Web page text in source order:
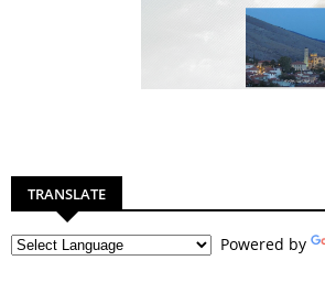
TRANSLATE
Powered by